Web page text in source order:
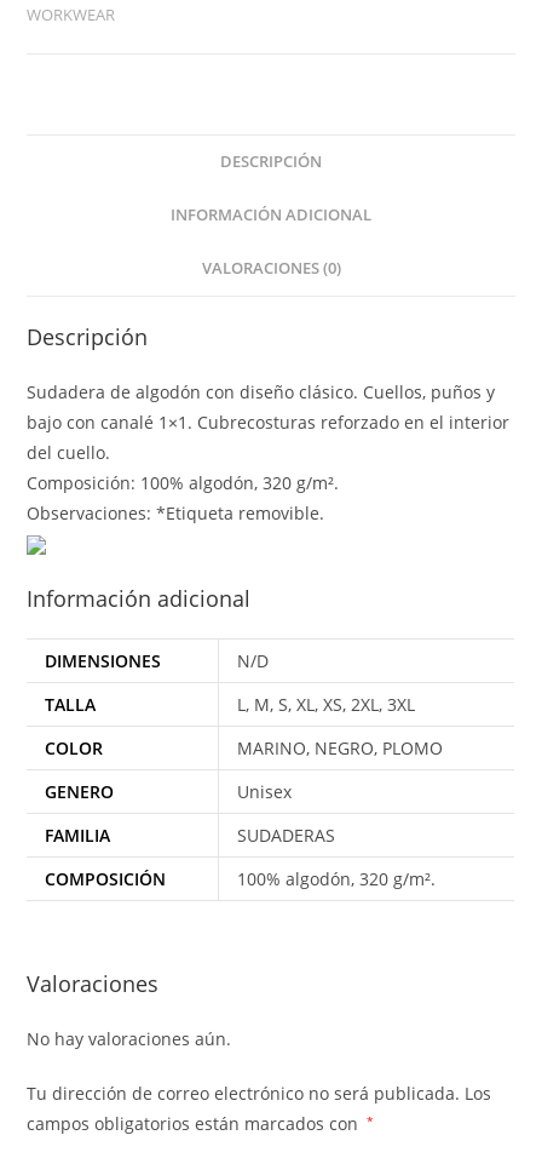
WORKWEAR
DESCRIPCIÓN
INFORMACIÓN ADICIONAL
VALORACIONES (0)
Descripción
Sudadera de algodón con diseño clásico. Cuellos, puños y
bajo con canalé 1×1. Cubrecosturas reforzado en el interior
del cuello.
Composición: 100% algodón, 320 g/m².
Observaciones: *Etiqueta removible.
Información adicional
DIMENSIONES
N/D
TALLA
L, M, S, XL, XS, 2XL, 3XL
COLOR
MARINO, NEGRO, PLOMO
GENERO
Unisex
FAMILIA
SUDADERAS
COMPOSICIÓN
100% algodón, 320 g/m².
Valoraciones
No hay valoraciones aún.
Tu dirección de correo electrónico no será publicada. Los
campos obligatorios están marcados con
*